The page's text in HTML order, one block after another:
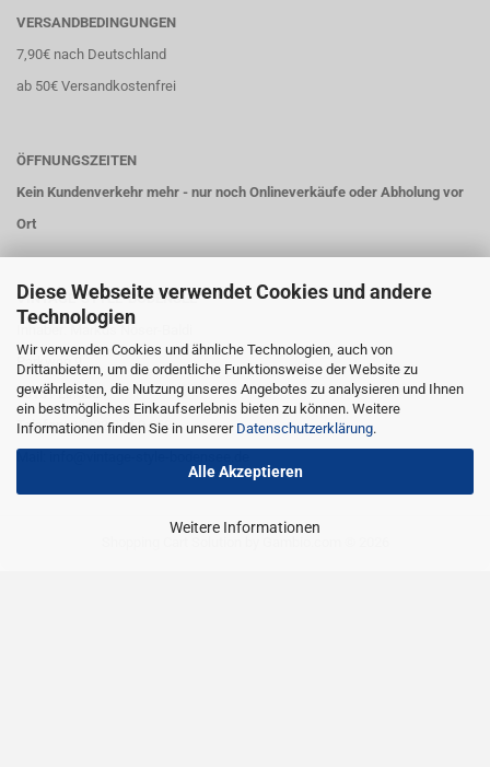
Diese Webseite verwendet Cookies und andere
Technologien
Wir verwenden Cookies und ähnliche Technologien, auch von
Drittanbietern, um die ordentliche Funktionsweise der Website zu
gewährleisten, die Nutzung unseres Angebotes zu analysieren und Ihnen
ein bestmögliches Einkaufserlebnis bieten zu können. Weitere
Informationen finden Sie in unserer Datenschutzerklärung.
Alle Akzeptieren
Weitere Informationen
VERSANDBEDINGUNGEN
7,90€ nach Deutschland
ab 50€ Versandkostenfrei
ÖFFNUNGSZEITEN
Kein Kundenverkehr mehr - nur noch Onlineverkäufe oder Abholung vor
Ort
VINTAGE-STYLE-BODENSEE
Inhaber: Markus Nöser-Baldi
Parkweg 9
88131 Lindau
Telefon: 08382 274 9 663